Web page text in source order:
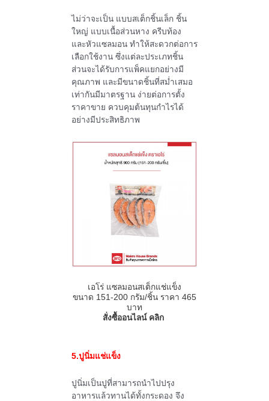
ไม่ว่าจะเป็น แบบสเต็กชิ้นเล็ก ชิ้น
ใหญ่ แบบเนื้อส่วนหาง ครีบท้อง
และหัวแซลมอน ทำให้สะดวกต่อการ
เลือกใช้งาน ซึ่งแต่ละประเภทชิ้น
ส่วนจะได้รับการแพ็คแยกอย่างมี
คุณภาพ และมีขนาดชิ้นที่สม่ำเสมอ
เท่ากันมีมาตรฐาน ง่ายต่อการตั้ง
ราคาขาย ควบคุมต้นทุนกำไรได้
อย่างมีประสิทธิภาพ
เอโร่ แซลมอนสเต็กแช่แข็ง
ขนาด 151-200 กรัม/ชิ้น ราคา 465
บาท
สั่งซื้ออนไลน์ คลิก
5.ปูนิ่มแช่แข็ง
ปูนิ่มเป็นปูที่สามารถนำไปปรุง
อาหารแล้วทานได้ทั้งกระดอง จึง